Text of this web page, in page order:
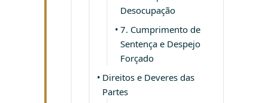
Desocupação
7. Cumprimento de
Sentença e Despejo
Forçado
Direitos e Deveres das
Partes